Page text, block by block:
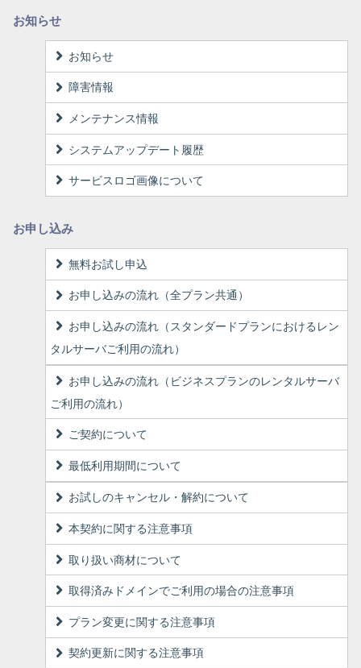
お知らせ
お知らせ
障害情報
メンテナンス情報
システムアップデート履歴
サービスロゴ画像について
お申し込み
無料お試し申込
お申し込みの流れ（全プラン共通）
お申し込みの流れ（スタンダードプランにおけるレン
タルサーバご利用の流れ）
お申し込みの流れ（ビジネスプランのレンタルサーバ
ご利用の流れ）
ご契約について
最低利用期間について
お試しのキャンセル・解約について
本契約に関する注意事項
取り扱い商材について
取得済みドメインでご利用の場合の注意事項
プラン変更に関する注意事項
契約更新に関する注意事項